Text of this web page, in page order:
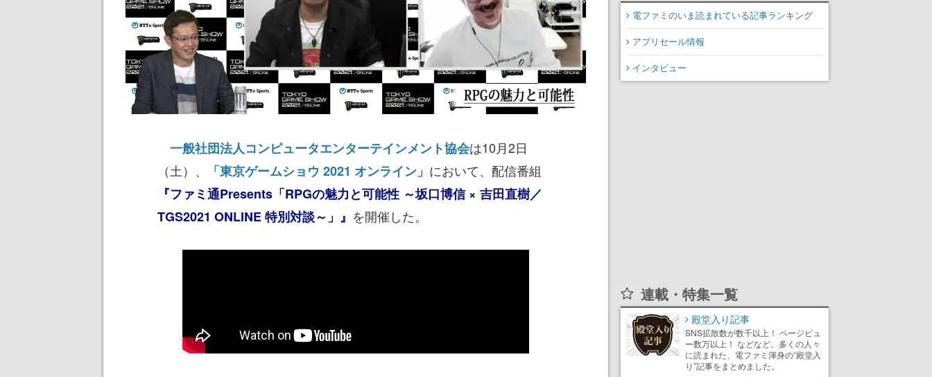
一般社団法人コンピュータエンターテインメント協会は10月2日
（土）、
「東京ゲームショウ 2021 オンライン」 において、配信番組
『ファミ通Presents「RPGの魅力と可能性 ～坂口博信 × 吉田直樹／
TGS2021 ONLINE 特別対談～」』 を開催した。
好評」を獲得、「黙々と
やってしまった」などの
電ファミのいま読まれている記事ランキング
アプリセール情報
インタビュー
連載・特集一覧
殿堂入り記事
SNS拡散数が数千以上！ ページビュ
ー数万以上！ などなど。多くの人々
に読まれた、電ファミ渾身の“殿堂入
り”記事をまとめました。